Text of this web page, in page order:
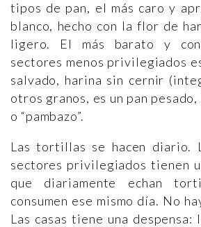
tipos de pan, el más caro y
blanco, hecho con la flor de
ligero. El más barato y
sectores menos privilegiados
salvado, harina sin cernir
otros granos, es un pan
o “pambazo”.
Las tortillas se hacen diario.
sectores privilegiados tienen
que diariamente echan
consumen ese mismo día. No
Las casas tiene una despensa: